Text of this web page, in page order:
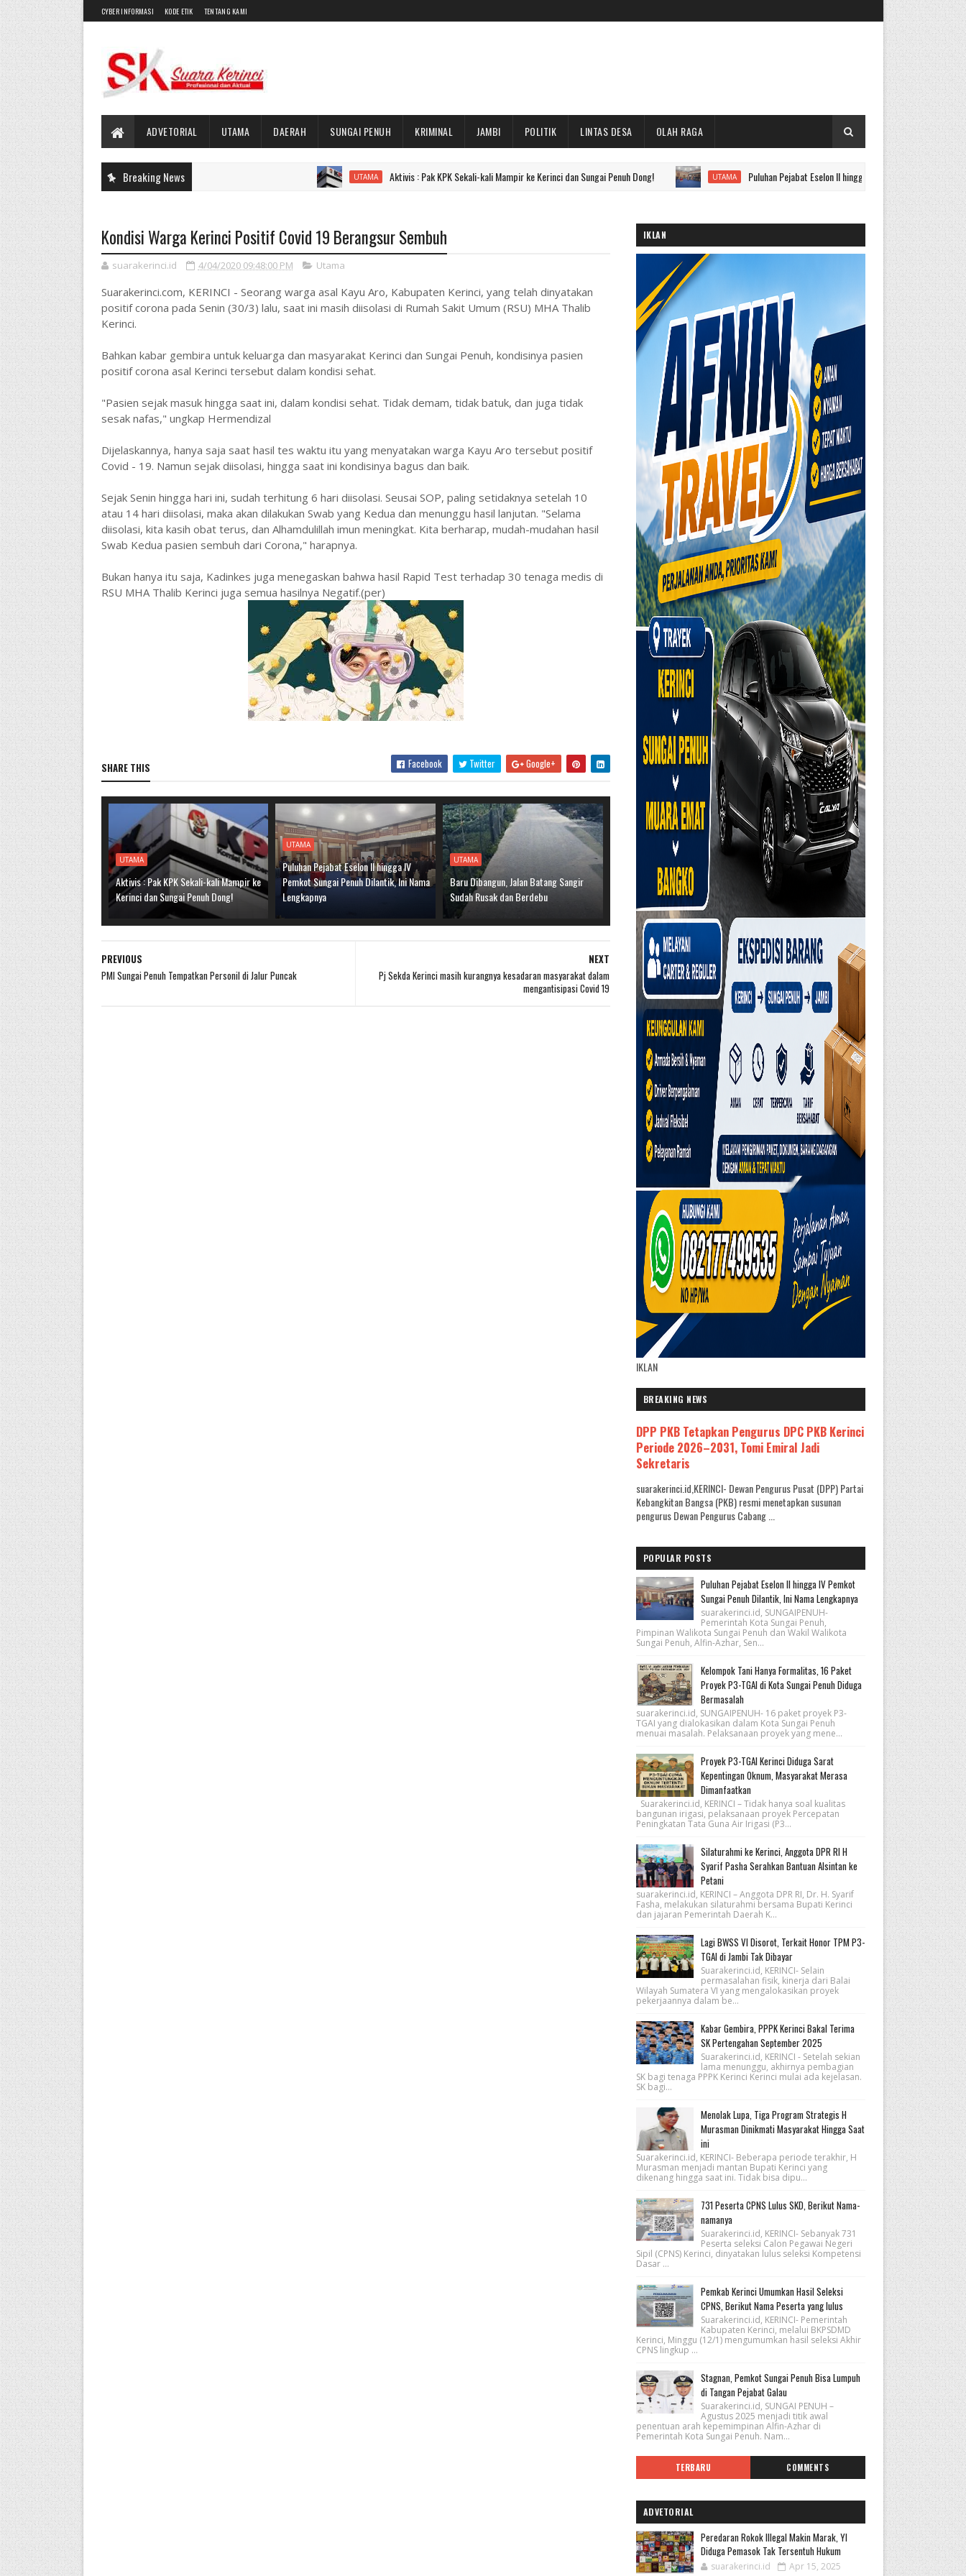
CYBER INFORMASI KODE ETIK TENTANG KAMI
ADVETORIAL UTAMA DAERAH SUNGAI PENUH KRIMINAL JAMBI POLITIK LINTAS DESA OLAH RAGA
Breaking News UTAMA Aktivis : Pak KPK Sekali-kali Mampir ke Kerinci dan Sungai Penuh Dong! UTAMA Puluhan Pejabat Eselon II hingga IV Pemkot Sungai Penuh Dilantik, Ini
Kondisi Warga Kerinci Positif Covid 19 Berangsur Sembuh
suarakerinci.id 4/04/2020 09:48:00 PM Utama
Suarakerinci.com, KERINCI - Seorang warga asal Kayu Aro, Kabupaten Kerinci, yang telah dinyatakan
positif corona pada Senin (30/3) lalu, saat ini masih diisolasi di Rumah Sakit Umum (RSU) MHA Thalib
Kerinci.
Bahkan kabar gembira untuk keluarga dan masyarakat Kerinci dan Sungai Penuh, kondisinya pasien
positif corona asal Kerinci tersebut dalam kondisi sehat.
"Pasien sejak masuk hingga saat ini, dalam kondisi sehat. Tidak demam, tidak batuk, dan juga tidak
sesak nafas," ungkap Hermendizal
Dijelaskannya, hanya saja saat hasil tes waktu itu yang menyatakan warga Kayu Aro tersebut positif
Covid - 19. Namun sejak diisolasi, hingga saat ini kondisinya bagus dan baik.
Sejak Senin hingga hari ini, sudah terhitung 6 hari diisolasi. Seusai SOP, paling setidaknya setelah 10
atau 14 hari diisolasi, maka akan dilakukan Swab yang Kedua dan menunggu hasil lanjutan. "Selama
diisolasi, kita kasih obat terus, dan Alhamdulillah imun meningkat. Kita berharap, mudah-mudahan hasil
Swab Kedua pasien sembuh dari Corona," harapnya.
Bukan hanya itu saja, Kadinkes juga menegaskan bahwa hasil Rapid Test terhadap 30 tenaga medis di
RSU MHA Thalib Kerinci juga semua hasilnya Negatif.(per)
SHARE THIS Facebook Twitter Google+
UTAMA
Aktivis : Pak KPK Sekali-kali Mampir ke
Kerinci dan Sungai Penuh Dong!
UTAMA
Puluhan Pejabat Eselon II hingga IV
Pemkot Sungai Penuh Dilantik, Ini Nama
Lengkapnya
UTAMA
Baru Dibangun, Jalan Batang Sangir
Sudah Rusak dan Berdebu
NEXT
Pj Sekda Kerinci masih kurangnya kesadaran masyarakat dalam
mengantisipasi Covid 19
PREVIOUS
PMI Sungai Penuh Tempatkan Personil di Jalur Puncak
IKLAN
IKLAN
BREAKING NEWS
DPP PKB Tetapkan Pengurus DPC PKB Kerinci
Periode 2026–2031, Tomi Emiral Jadi
Sekretaris
suarakerinci.id,KERINCI- Dewan Pengurus Pusat (DPP) Partai
Kebangkitan Bangsa (PKB) resmi menetapkan susunan
pengurus Dewan Pengurus Cabang ...
POPULAR POSTS
Puluhan Pejabat Eselon II hingga IV Pemkot
Sungai Penuh Dilantik, Ini Nama Lengkapnya
suarakerinci.id, SUNGAIPENUH-
Pemerintah Kota Sungai Penuh,
Pimpinan Walikota Sungai Penuh dan Wakil Walikota
Sungai Penuh, Alfin-Azhar, Sen...
Kelompok Tani Hanya Formalitas, 16 Paket
Proyek P3-TGAI di Kota Sungai Penuh Diduga
Bermasalah
suarakerinci.id, SUNGAIPENUH- 16 paket proyek P3-
TGAI yang dialokasikan dalam Kota Sungai Penuh
menuai masalah. Pelaksanaan proyek yang mene...
Proyek P3-TGAI Kerinci Diduga Sarat
Kepentingan Oknum, Masyarakat Merasa
Dimanfaatkan
Suarakerinci.id, KERINCI – Tidak hanya soal kualitas
bangunan irigasi, pelaksanaan proyek Percepatan
Peningkatan Tata Guna Air Irigasi (P3...
Silaturahmi ke Kerinci, Anggota DPR RI H
Syarif Pasha Serahkan Bantuan Alsintan ke
Petani
suarakerinci.id, KERINCI – Anggota DPR RI, Dr. H. Syarif
Fasha, melakukan silaturahmi bersama Bupati Kerinci
dan jajaran Pemerintah Daerah K...
Lagi BWSS VI Disorot, Terkait Honor TPM P3-
TGAI di Jambi Tak Dibayar
Suarakerinci.id, KERINCI- Selain
permasalahan fisik, kinerja dari Balai
Wilayah Sumatera VI yang mengalokasikan proyek
pekerjaannya dalam be...
Kabar Gembira, PPPK Kerinci Bakal Terima
SK Pertengahan September 2025
Suarakerinci.id, KERINCI - Setelah sekian
lama menunggu, akhirnya pembagian
SK bagi tenaga PPPK Kerinci Kerinci mulai ada kejelasan.
SK bagi...
Menolak Lupa, Tiga Program Strategis H
Murasman Dinikmati Masyarakat Hingga Saat
ini
Suarakerinci.id, KERINCI- Beberapa periode terakhir, H
Murasman menjadi mantan Bupati Kerinci yang
dikenang hingga saat ini. Tidak bisa dipu...
731 Peserta CPNS Lulus SKD, Berikut Nama-
namanya
Suarakerinci.id, KERINCI- Sebanyak 731
Peserta seleksi Calon Pegawai Negeri
Sipil (CPNS) Kerinci, dinyatakan lulus seleksi Kompetensi
Dasar ...
Pemkab Kerinci Umumkan Hasil Seleksi
CPNS, Berikut Nama Peserta yang lulus
Suarakerinci.id, KERINCI- Pemerintah
Kabupaten Kerinci, melalui BKPSDMD
Kerinci, Minggu (12/1) mengumumkan hasil seleksi Akhir
CPNS lingkup ...
Stagnan, Pemkot Sungai Penuh Bisa Lumpuh
di Tangan Pejabat Galau
Suarakerinci.id, SUNGAI PENUH –
Agustus 2025 menjadi titik awal
penentuan arah kepemimpinan Alfin-Azhar di
Pemerintah Kota Sungai Penuh. Nam...
TERBARU COMMENTS
ADVETORIAL
Peredaran Rokok Illegal Makin Marak, YI
Diduga Pemasok Tak Tersentuh Hukum
suarakerinci.id Apr 15, 2025